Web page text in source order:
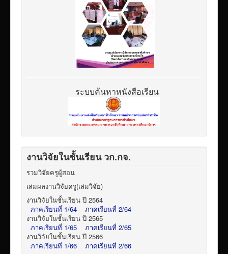
ระบบค้นหาหนังสือเรียน
งานวิจัยในชั้นเรียน วก.กจ.
รวมวิจัยครูผู้สอน
เล่มผลงานวิจัยครู(เล่มวิจัย)
งานวิจัยในชั้นเรียน ปี 2564
ภาคเรียนที่ 1/64
ภาคเรียนที่ 2/64
งานวิจัยในชั้นเรียน ปี 2565
ภาคเรียนที่ 1/65
ภาคเรียนที่ 2/65
งานวิจัยในชั้นเรียน ปี 2566
ภาคเรียนที่ 1/66
ภาคเรียนที่ 2/66